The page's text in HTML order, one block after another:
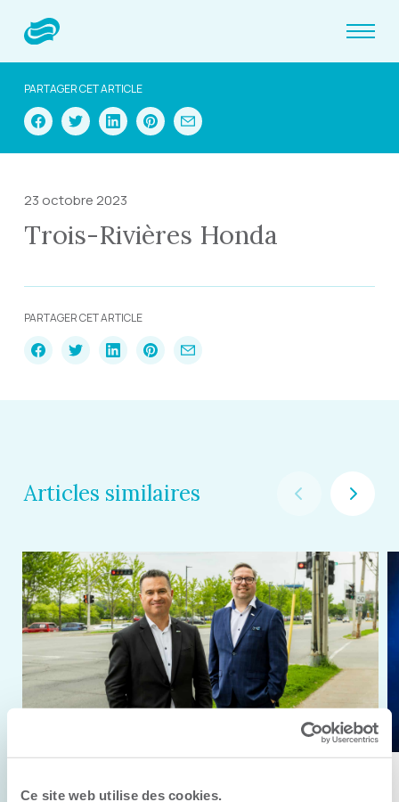
Ce site web utilise des cookies.
PARTAGER CET ARTICLE
23 octobre 2023
Trois-Rivières Honda
PARTAGER CET ARTICLE
Articles similaires